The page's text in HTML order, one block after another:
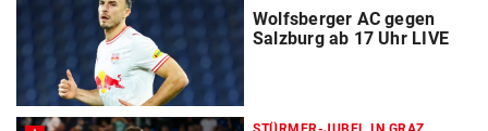
Wolfsberger AC gegen
Salzburg ab 17 Uhr LIVE